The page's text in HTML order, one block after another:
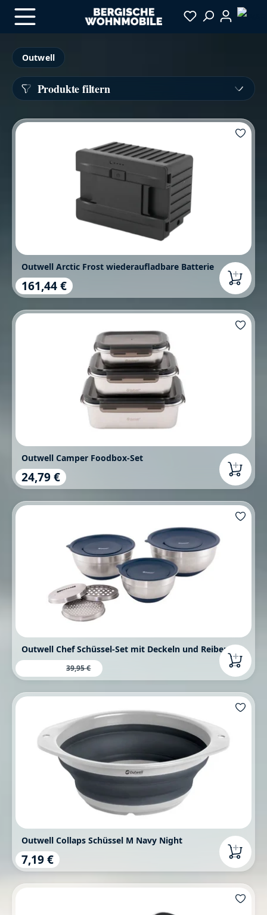
Zum Hauptinhalt springen
Outwell
Produkte filtern
Outwell Arctic Frost wiederaufladbare Batterie
Regulärer Preis:
161,44 €
Outwell Camper Foodbox-Set
Regulärer Preis:
24,79 €
Outwell Chef Schüssel-Set mit Deckeln und Reiben
Verkaufspreis:Regulärer Preis:
39,95 €
Outwell Collaps Schüssel M Navy Night
Regulärer Preis:
7,19 €